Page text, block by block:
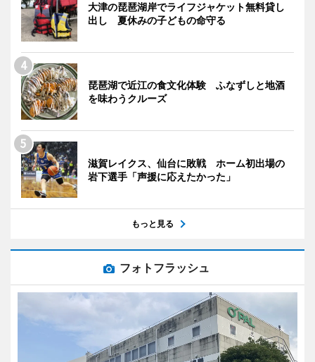
大津の琵琶湖岸でライフジャケット無料貸し
出し 夏休みの子どもの命守る
琵琶湖で近江の食文化体験 ふなずしと地酒
を味わうクルーズ
滋賀レイクス、仙台に敗戦 ホーム初出場の
岩下選手「声援に応えたかった」
もっと見る
フォトフラッシュ